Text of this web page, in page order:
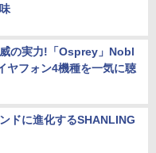
の実力!「Osprey」Nobl
ヤフォン4機種を一気に聴
ドに進化するSHANLING